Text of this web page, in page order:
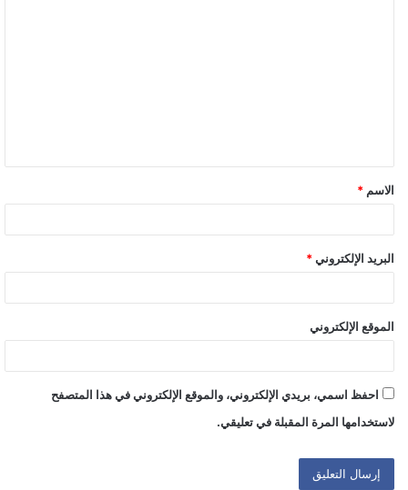
الاسم *
البريد الإلكتروني *
الموقع الإلكتروني
احفظ اسمي، بريدي الإلكتروني، والموقع الإلكتروني في هذا المتصفح
لاستخدامها المرة المقبلة في تعليقي.